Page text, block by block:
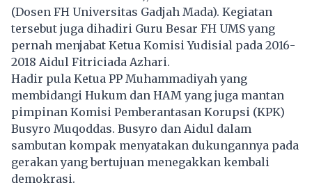
(Dosen FH Universitas Gadjah Mada). Kegiatan
tersebut juga dihadiri Guru Besar FH UMS yang
pernah menjabat Ketua Komisi Yudisial pada 2016-
2018 Aidul Fitriciada Azhari.
Hadir pula Ketua PP Muhammadiyah yang
membidangi Hukum dan HAM yang juga mantan
pimpinan Komisi Pemberantasan Korupsi (KPK)
Busyro Muqoddas. Busyro dan Aidul dalam
sambutan kompak menyatakan dukungannya pada
gerakan yang bertujuan menegakkan kembali
demokrasi.